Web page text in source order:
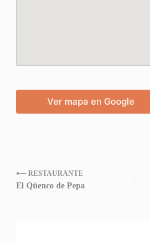
Ver mapa en Google
⟵ RESTAURANTE
El Qüenco de Pepa